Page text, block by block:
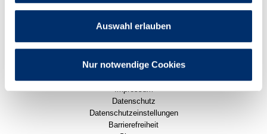
Auswahl erlauben
Nur notwendige Cookies
Rathaus
Stadtleben
Wirtschaft
Karriere
Pressemitteilungen
Impressum
Datenschutz
Datenschutzeinstellungen
Barrierefreiheit